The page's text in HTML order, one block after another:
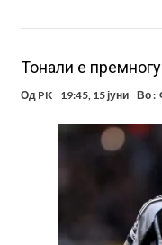
Тонали е
Од PK 19:45, 15 јуни Во :